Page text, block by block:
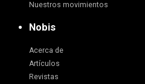
Nuestros movimientos
Nobis
Acerca de
Artículos
Revistas